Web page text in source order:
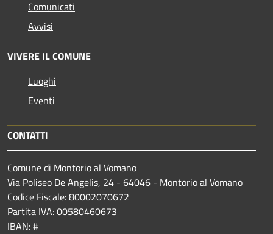
Comunicati
Avvisi
VIVERE IL COMUNE
Luoghi
Eventi
CONTATTI
Comune di Montorio al Vomano
Via Poliseo De Angelis, 24 - 64046 - Montorio al Vomano
Codice Fiscale: 80002070672
Partita IVA: 00580460673
IBAN: #